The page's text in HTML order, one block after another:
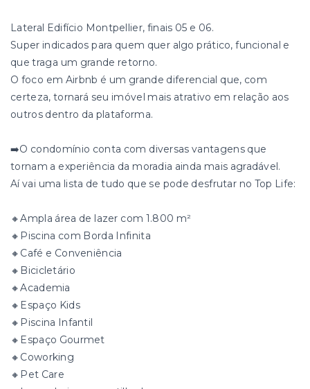
Lateral Edifício Montpellier, finais 05 e 06.
Super indicados para quem quer algo prático, funcional e
que traga um grande retorno.
O foco em Airbnb é um grande diferencial que, com
certeza, tornará seu imóvel mais atrativo em relação aos
outros dentro da plataforma.
➡️O condomínio conta com diversas vantagens que
tornam a experiência da moradia ainda mais agradável.
Aí vai uma lista de tudo que se pode desfrutar no Top Life:
🔸Ampla área de lazer com 1.800 m²
🔸Piscina com Borda Infinita
🔸Café e Conveniência
🔸Bicicletário
🔸Academia
🔸Espaço Kids
🔸Piscina Infantil
🔸Espaço Gourmet
🔸Coworking
🔸Pet Care